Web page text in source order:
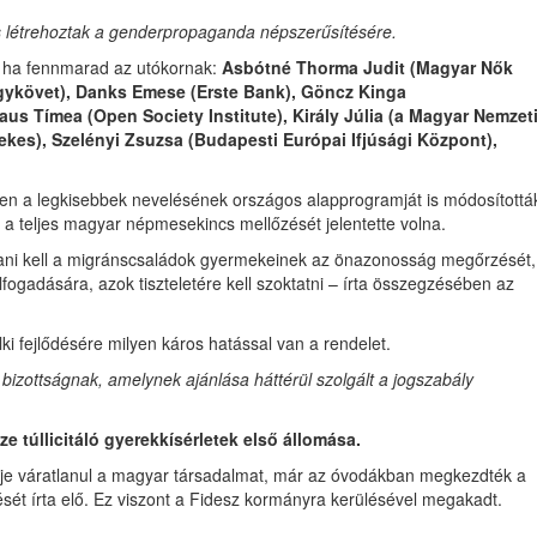
a genderpropaganda népszerűsítésére.
fennmarad az utókornak: Asbótné Thorma Judit (Magyar Nők
Danks Emese (Erste Bank), Göncz Kinga
Tímea (Open Society Institute), Király Júlia (a Magyar Nemzeti
Szelényi Zsuzsa (Budapesti Európai Ifjúsági Központ),
a legkisebbek nevelésének országos alapprogramját is
teljes magyar népmesekincs mellőzését jelentette volna.
kell a migránscsaládok gyermekeinek az önazonosság megőrzését,
azok tiszteletére kell szoktatni – írta összegzésében az
fejlődésére milyen káros hatással van a rendelet.
amelynek ajánlása háttérül szolgált a jogszabály
túllicitáló gyerekkísérletek első állomása.
váratlanul a magyar társadalmat, már az óvodákban megkezdték a
írta elő. Ez viszont a Fidesz kormányra kerülésével megakadt.